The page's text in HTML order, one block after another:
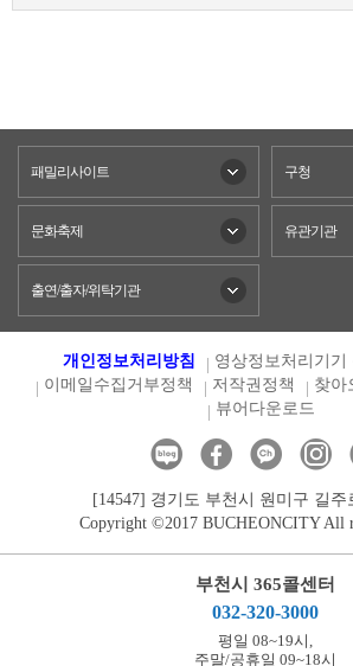
패밀리사이트 구청
문화축제 유관기관
출연/출자/위탁기관
개인정보처리방침
영상정보처리기기
이메일수집거부정책
저작권정책 찾아
뷰어다운로드
[14547] 경기도 부천시 원미구 길주
Copyright ©2017 BUCHEONCITY All
부천시 365콜센터
032-320-3000
평일 08~19시,
주말/공휴일 09~18시